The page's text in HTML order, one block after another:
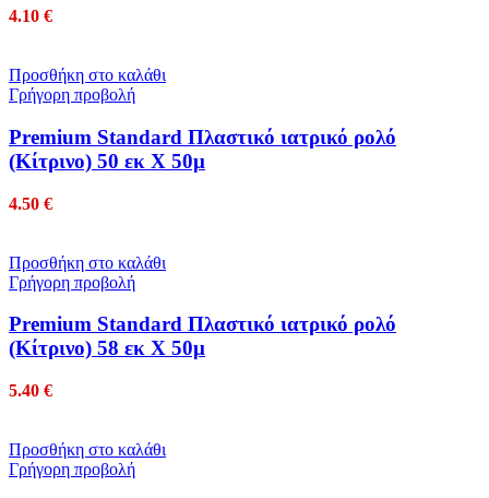
4.10 €
Προσθήκη στο καλάθι
Γρήγορη προβολή
Premium Standard Πλαστικό ιατρικό ρολό
(Κίτρινο) 50 εκ Χ 50μ
4.50 €
Προσθήκη στο καλάθι
Γρήγορη προβολή
Premium Standard Πλαστικό ιατρικό ρολό
(Κίτρινο) 58 εκ Χ 50μ
5.40 €
Προσθήκη στο καλάθι
Γρήγορη προβολή